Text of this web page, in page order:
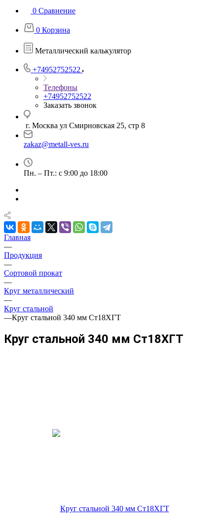
0 Сравнение
0 Корзина
Металлический калькулятор
+74952752522
Телефоны
+74952752522
Заказать звонок
г. Москва ул Смирновская 25, стр 8
zakaz@metall-ves.ru
Пн. – Пт.: с 9:00 до 18:00
Главная
—
Продукция
—
Сортовой прокат
—
Круг металлический
—
Круг стальной
—Круг стальной 340 мм Ст18ХГТ
Круг стальной 340 мм Ст18ХГТ